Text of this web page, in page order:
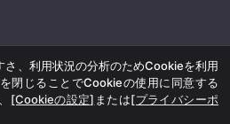
さ、利用状況の分析のためCookieを利用
閉じることでCookieの使用に同意する
[Cookieの設定] または[プライバシーポ